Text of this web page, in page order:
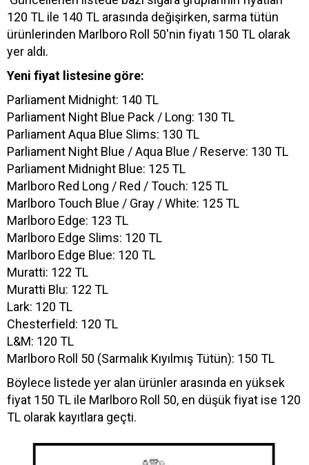
120 TL ile 140 TL arasında değişirken, sarma tütün
ürünlerinden Marlboro Roll 50'nin fiyatı 150 TL olarak
yer aldı.
Yeni fiyat listesine göre:
Parliament Midnight: 140 TL
Parliament Night Blue Pack / Long: 130 TL
Parliament Aqua Blue Slims: 130 TL
Parliament Night Blue / Aqua Blue / Reserve: 130 TL
Parliament Midnight Blue: 125 TL
Marlboro Red Long / Red / Touch: 125 TL
Marlboro Touch Blue / Gray / White: 125 TL
Marlboro Edge: 123 TL
Marlboro Edge Slims: 120 TL
Marlboro Edge Blue: 120 TL
Muratti: 122 TL
Muratti Blu: 122 TL
Lark: 120 TL
Chesterfield: 120 TL
L&M: 120 TL
Marlboro Roll 50 (Sarmalık Kıyılmış Tütün): 150 TL
Böylece listede yer alan ürünler arasında en yüksek
fiyat 150 TL ile Marlboro Roll 50, en düşük fiyat ise 120
TL olarak kayıtlara geçti.